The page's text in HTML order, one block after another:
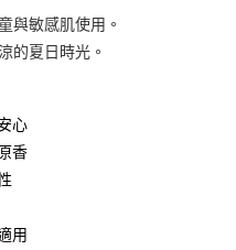
、繳款截止日，確認付款後即完
後續交易確認頁面所載為準。
達大哥付你分期系統評分，恕無
期」於每月結算日後寄送繳費提
條碼／台灣大直營門市／銀行轉
費。
費
與敏感肌使用。
的夏日時光。
心
香
用